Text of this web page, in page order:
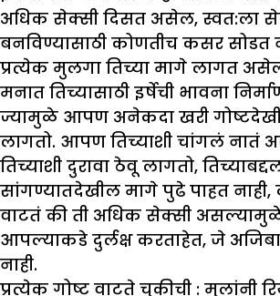
अधिक सेक्सी दिसत असेल, स्वत:ला
बनविण्यासाठी कोणतीच कसर
प्रत्येक मुलगा तिच्या मागे लागत
मनात तिच्यासाठी इर्षेची भावना
ज्यामुळे आपण अनेकदा खरी
लागतो. आपण तिच्याशी चांगलं नातं
तिच्याशी दुरावा ठेवू लागतो,
सांगण्यातदेखील मागे पुढे पाहत
वाटतं की ती अधिक सेक्सी
आपल्याकडे दुर्लक्ष करताहेत, जे
नाही.
प्रत्येक गोष्ट वाटते चुकीची : मुलांनी